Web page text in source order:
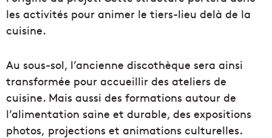
les activités pour animer le tiers-lieu delà de la
cuisine.
Au sous-sol, l’ancienne discothèque sera ainsi
transformée pour accueillir des ateliers de
cuisine. Mais aussi des formations autour de
l’alimentation saine et durable, des expositions
photos, projections et animations culturelles.